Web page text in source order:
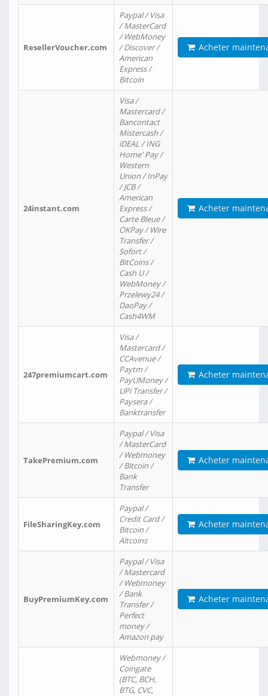
ResellerVoucher.com
Paypal / Visa
/ MasterCard
/ WebMoney
/ Discover /
American
Express /
Bitcoin
Acheter
24instant.com
Visa /
Mastercard /
Bancontact
Mistercash /
iDEAL / ING
Home' Pay /
Western
Union / InPay
/ JCB /
American
Express /
Carte Bleue /
OKPay / Wire
Transfer /
Sofort /
BitCoins /
Cash U /
WebMoney /
Przelewy24 /
DaoPay /
Cash4WM
Acheter
247premiumcart.com
Visa /
Mastercard /
CCAvenue /
Paytm /
PayUMoney /
UPi Transfer /
Paysera /
Banktransfer
Acheter
TakePremium.com
Paypal / Visa
/ MasterCard
/ Webmoney
/ Bitcoin /
Bank
Transfer
Acheter
FileSharingKey.com
Paypal /
Credit Card /
Bitcoin /
Altcoins
Acheter
BuyPremiumKey.com
Paypal / Visa
/ Mastercard
/ Webmoney
/ Bank
Transfer /
Perfect
money /
Amazon pay
Acheter
Webmoney /
Coingate
(BTC, BCH,
BTG, CVC,